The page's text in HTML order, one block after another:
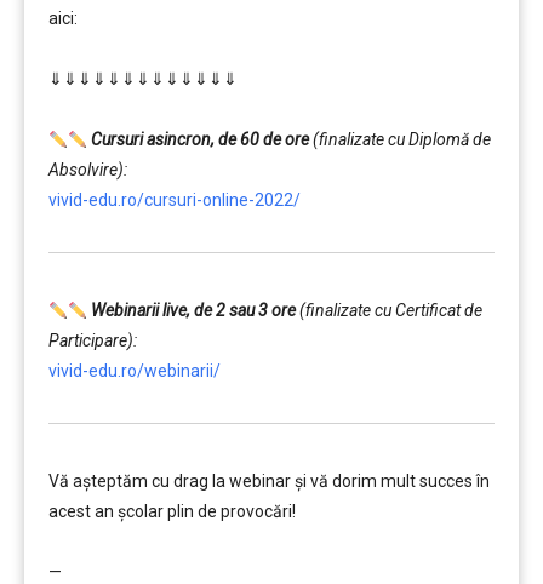
aici:
⇓⇓⇓⇓⇓⇓⇓⇓⇓⇓⇓⇓⇓
Cursuri asincron, de 60 de ore(finalizate cu Diplomă de
Absolvire):
vivid-edu.ro/cursuri-online-2022/
Webinarii live, de 2 sau 3 ore(finalizate cu Certificat de
Participare):
vivid-edu.ro/webinarii/
Vă aşteptăm cu drag la webinar şi vă dorim mult succes în
acest an şcolar plin de provocări!
—